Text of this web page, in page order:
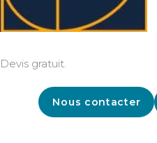
Devis gratuit.
Nous contacter